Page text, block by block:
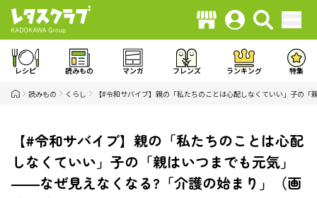
レシピ 読みもの マンガ フレンズ ランキング 特集
読みもの くらし 【#令和サバイブ】親の「私たちのことは心配しなくていい」子の「
【#令和サバイブ】親の「私たちのことは心配
しなくていい」子の「親はいつまでも元気」
――なぜ見えなくなる?「介護の始まり」（画